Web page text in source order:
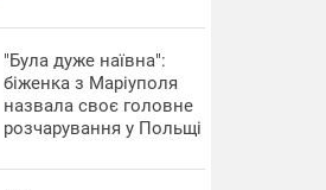
"Була дуже наївна":
біженка з Маріуполя
назвала своє головне
розчарування у Польщі